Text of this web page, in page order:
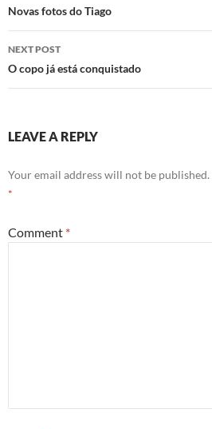
navigation
Novas fotos do Tiago
NEXT POST
O copo já está conquistado
LEAVE A REPLY
Your email address will not be published.
*
Comment *